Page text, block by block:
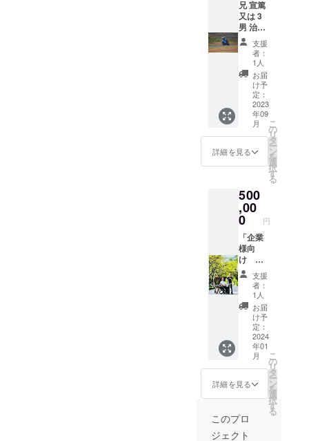
真やロ
ゴはイ
メージ
となり
ますの
でご了
承くだ
さい。
ジで実
際に運
転する
ものと
異なる
場合が
ありま
体験＋
ハンド
タオ
ル・保
冷缶ホ
ル
ダー・
やる箱
シャツ
3点セッ
ト ハン
ドタオ
ル
（2023
年限定
SSPロ
ゴ入
り） 無
撚糸パ
イル 生
産国：
日本 サ
イズ：
30cm×
32cm
保冷缶
ホル
ダー
（2023
年SSP
毎日忙
しい♪
１日楽
しく
あっと
いう間
に過ご
せます
よ～☆
加する
日によ
り作業
内容が
異なり
ます 土
（代表
出社時
のみ）
参加日
程は、
要相談
上記体
験＋ハ
ンドタ
オル・
保冷缶
ホル
ダー・
やる箱
2023T
シャツ
3点セッ
ト ハン
ドタオ
ル
（2023
年限定
SSPロ
オート
バイを
持ち込
む事) 2
度と体
験でき
ないか
もしれ
ない、
世界の
青木兄
弟と
ツーリ
ング ド
キドキ
ワクワ
生の思
い出に
なるこ
と間違
いなし
☆彡 上
記体験
＋ハン
ドタオ
ル・保
冷缶ホ
ダー・
やる箱
2023T
シャツ
3点セッ
ト ハン
ドタオ
ル
（2023
年限定
SSPロ
兄 宣篤
又は 3
男 治親
のサー
キット
タンデ
ム体
験 （1
度体験
するま
で有
効）
（SSP
の通常
イベン
ト開催
分程度
走行に
必要な
レーシ
ング
スーツ
も貸出
OK） プ
ロライ
ダーの
運転で
レーシ
ングス
ピード
験！！
こんな
体験は
二度と
出来な
いか
も！？
間違い
支援
者：
1人
お届
け予
定：
2023
年09
月
詳細を見る
こ
の
リ
タ
ー
ン
を
選
択
す
る
500
,00
0 円
「企業
様向
け
2023年
度版 無
料冊子
内の広
告半
ページ
掲載
権」
(デザイ
ンは貴
社にて
ご用意
くださ
い) 1万
冊発行
予定
支援
者：
1人
お届
け予
定：
2024
年01
月
詳細を見る
こ
の
リ
タ
ー
ン
を
選
択
す
る
このプロ
ジェクト